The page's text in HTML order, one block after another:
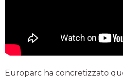
Europarc ha concretizzato